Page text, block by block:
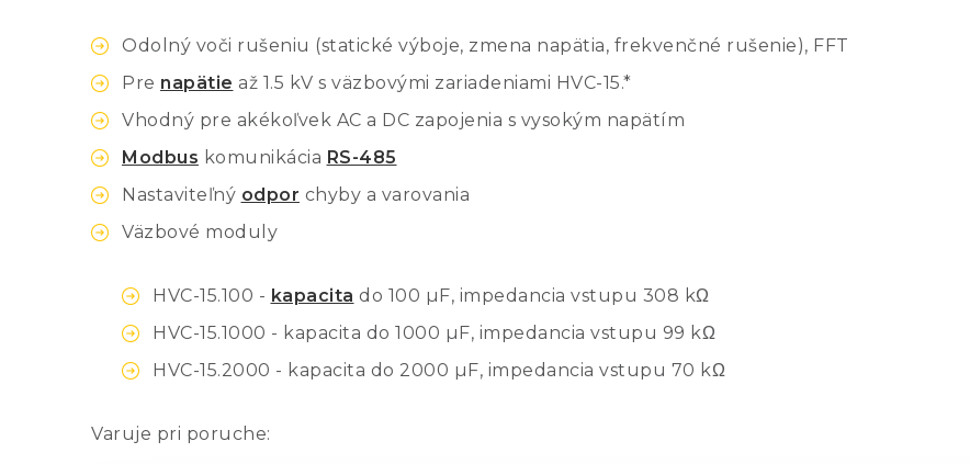
Odolný voči rušeniu (statické výboje, zmena napätia, frekvenčné rušenie), FFT
Pre napätie až 1.5 kV s väzbovými zariadeniami HVC-15.*
Vhodný pre akékoľvek AC a DC zapojenia s vysokým napätím
Modbus komunikácia RS-485
Nastaviteľný odpor chyby a varovania
Väzbové moduly
HVC-15.100 - kapacita do 100 µF, impedancia vstupu 308 kΩ
HVC-15.1000 - kapacita do 1000 µF, impedancia vstupu 99 kΩ
HVC-15.2000 - kapacita do 2000 µF, impedancia vstupu 70 kΩ
Varuje pri poruche: